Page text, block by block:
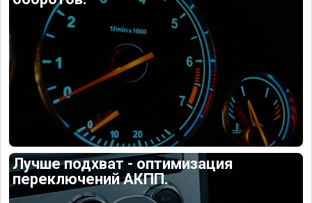
Лучше подхват - оптимизация
переключений АКПП.